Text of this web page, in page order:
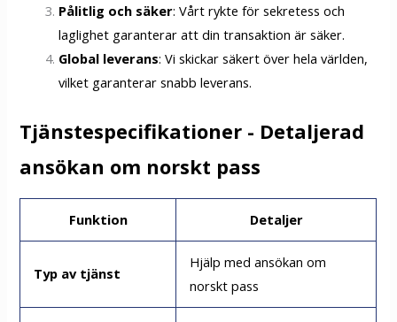
Pålitlig och säker: Vårt rykte för sekretess och
laglighet garanterar att din transaktion är säker.
Global leverans: Vi skickar säkert över hela världen,
vilket garanterar snabb leverans.
Tjänstespecifikationer - Detaljerad
ansökan om norskt pass
Funktion Detaljer
Typ av tjänst
Hjälp med ansökan om
norskt pass